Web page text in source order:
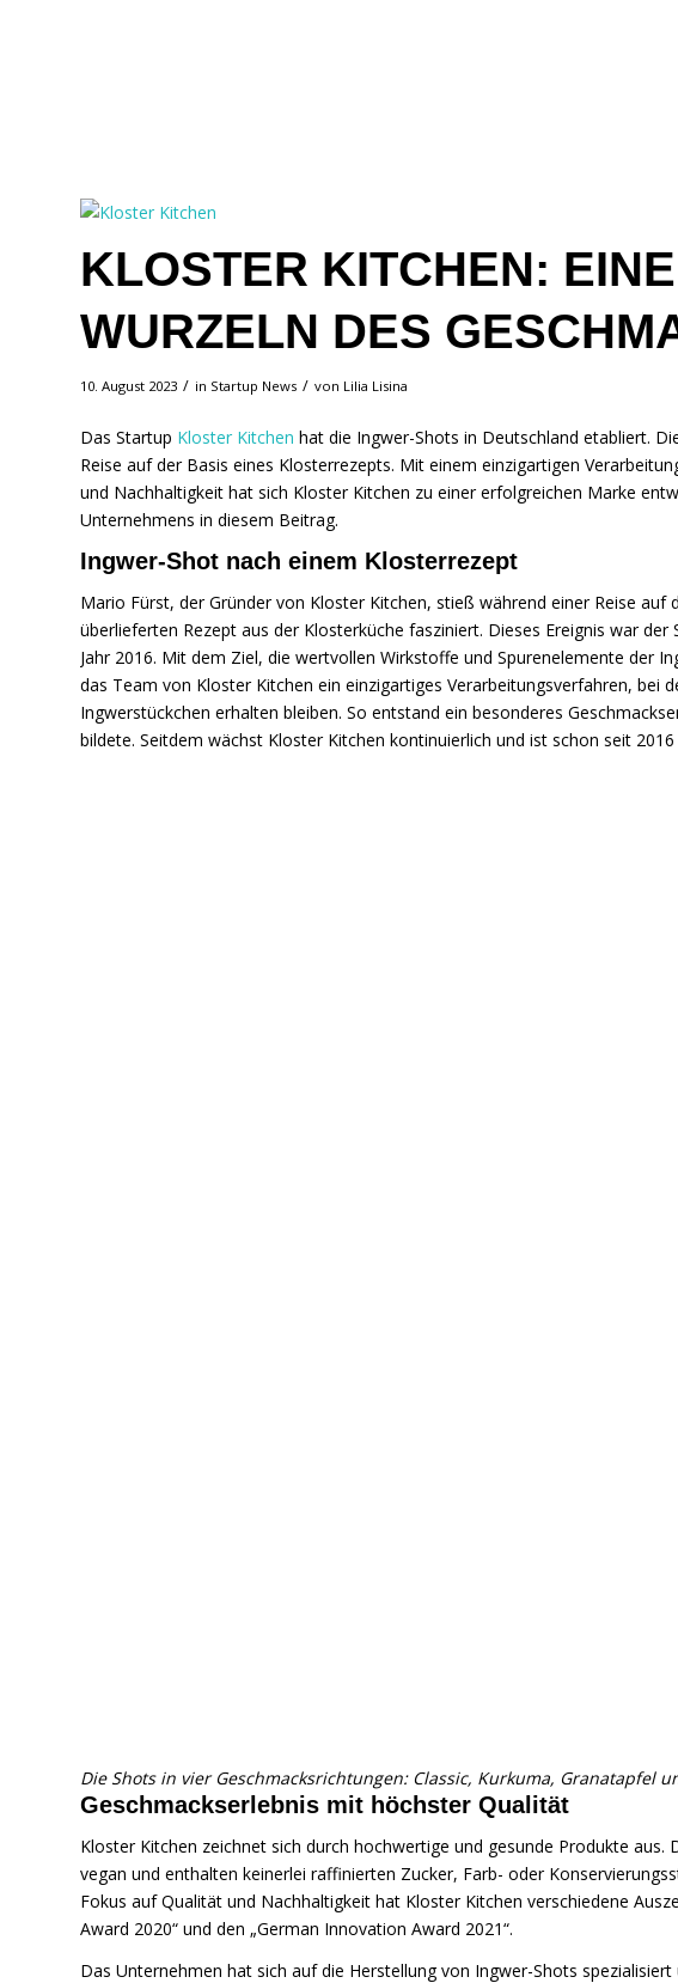
KLOSTER KITCHEN:
WURZELN DES
10. August 2023 / in Startup News / von Lilia Lisina
Das Startup Kloster Kitchen hat die Ingwer-Shots in Deutschland etabliert.
Reise auf der Basis eines Klosterrezepts. Mit einem einzigartigen
und Nachhaltigkeit hat sich Kloster Kitchen zu einer erfolgreichen Marke
Unternehmens in diesem Beitrag.
Ingwer-Shot nach einem Klosterrezept
Mario Fürst, der Gründer von Kloster Kitchen, stieß während einer Reise
überlieferten Rezept aus der Klosterküche fasziniert. Dieses Ereignis war
Jahr 2016. Mit dem Ziel, die wertvollen Wirkstoffe und Spurenelemente der
das Team von Kloster Kitchen ein einzigartiges Verarbeitungsverfahren, bei
Ingwerstückchen erhalten bleiben. So entstand ein besonderes
bildete. Seitdem wächst Kloster Kitchen kontinuierlich und ist schon seit
Die Shots in vier Geschmacksrichtungen: Classic, Kurkuma, Granatapfel
Geschmackserlebnis mit höchster Qualität
Kloster Kitchen zeichnet sich durch hochwertige und gesunde Produkte
vegan und enthalten keinerlei raffinierten Zucker, Farb- oder
Fokus auf Qualität und Nachhaltigkeit hat Kloster Kitchen verschiedene
Award 2020“ und den „German Innovation Award 2021“.
Das Unternehmen hat sich auf die Herstellung von Ingwer-Shots